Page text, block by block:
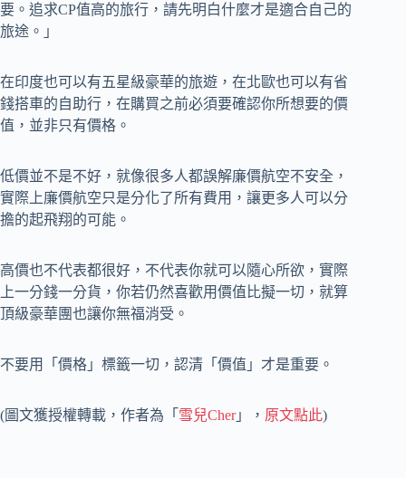
要。追求CP值高的旅行，請先明白什麼才是適合自己的
旅途。」
在印度也可以有五星級豪華的旅遊，在北歐也可以有省
錢搭車的自助行，在購買之前必須要確認你所想要的價
值，並非只有價格。
低價並不是不好，就像很多人都誤解廉價航空不安全，
實際上廉價航空只是分化了所有費用，讓更多人可以分
擔的起飛翔的可能。
高價也不代表都很好，不代表你就可以隨心所欲，實際
上一分錢一分貨，你若仍然喜歡用價值比擬一切，就算
頂級豪華團也讓你無福消受。
不要用「價格」標籤一切，認清「價值」才是重要。
(圖文獲授權轉載，作者為「 雪兒Cher」， 原文點此)